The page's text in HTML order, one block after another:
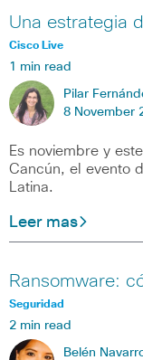
Una estrategia
Cisco Live
1 min read
Pilar
8 November
Es noviembre y
Cancún, el evento
Latina.
Leer mas
Ransomware:
Seguridad
2 min read
Belén